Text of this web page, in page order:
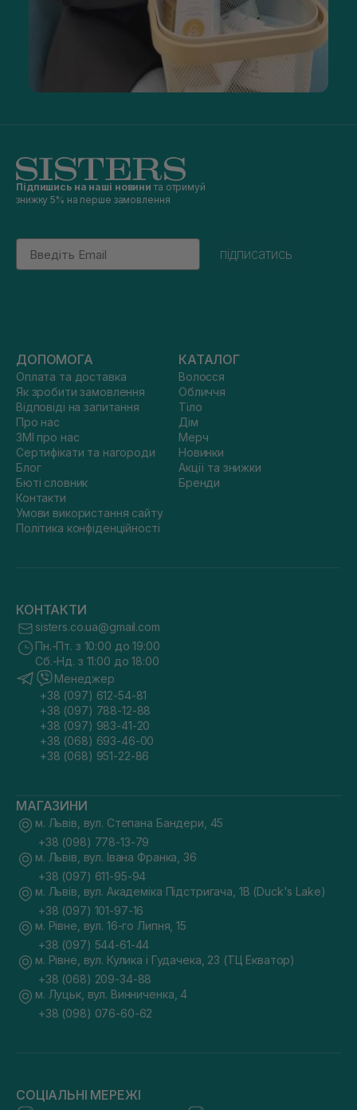
Підпишись на наші новини та отримуй
знижку 5% на перше замовлення
Email
підписатись
ДОПОМОГА
Оплата та доставка
Як зробити замовлення
Відповіді на запитання
Про нас
ЗМІ про нас
Сертифікати та нагороди
Блог
Бюті словник
Контакти
Умови використання сайту
Політика конфіденційності
КАТАЛОГ
Волосся
Обличчя
Тіло
Дім
Мерч
Новинки
Акції та знижки
Бренди
КОНТАКТИ
sisters.co.ua@gmail.com
Пн.-Пт. з 10:00 до 19:00
Сб.-Нд. з 11:00 до 18:00
Менеджер
+38 (097) 612-54-81
+38 (097) 788-12-88
+38 (097) 983-41-20
+38 (068) 693-46-00
+38 (068) 951-22-86
МАГАЗИНИ
м. Львів, вул. Степана Бандери, 45
+38 (098) 778-13-79
м. Львів, вул. Івана Франка, 36
+38 (097) 611-95-94
м. Львів, вул. Академіка Підстригача, 1В (Duck's Lake)
+38 (097) 101-97-16
м. Рівне, вул. 16-го Липня, 15
+38 (097) 544-61-44
м. Рівне, вул. Кулика і Гудачека, 23 (ТЦ Екватор)
+38 (068) 209-34-88
м. Луцьк, вул. Винниченка, 4
+38 (098) 076-60-62
СОЦІАЛЬНІ МЕРЕЖІ